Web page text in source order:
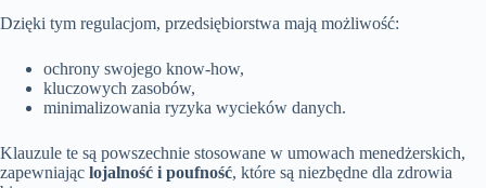
Dzięki tym regulacjom, przedsiębiorstwa mają możliwość:
ochrony swojego know-how,
kluczowych zasobów,
minimalizowania ryzyka wycieków danych.
Klauzule te są powszechnie stosowane w umowach menedżerskich,
zapewniając lojalność i poufność, które są niezbędne dla zdrowia